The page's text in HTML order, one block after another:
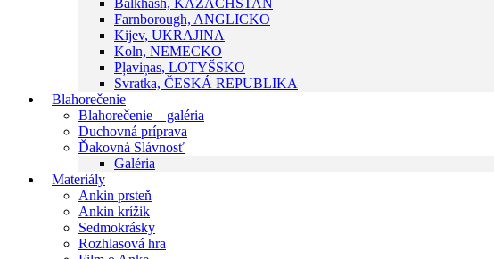
Balkhash, KAZACHSTAN
Farnborough, ANGLICKO
Kijev, UKRAJINA
Koln, NEMECKO
Pļaviņas, LOTYŠSKO
Svratka, ČESKÁ REPUBLIKA
Blahorečenie
Blahorečenie – galéria
Duchovná príprava
Ďakovná Slávnosť
Galéria
Materiály
Ankin prsteň
Ankin krížik
Sedmokrásky
Rozhlasová hra